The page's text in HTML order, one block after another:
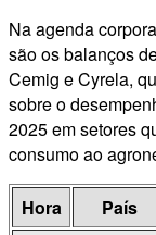
Na agenda
são os balanços
Cemig e Cyrela,
sobre o
2025 em setores
consumo ao
Hora País